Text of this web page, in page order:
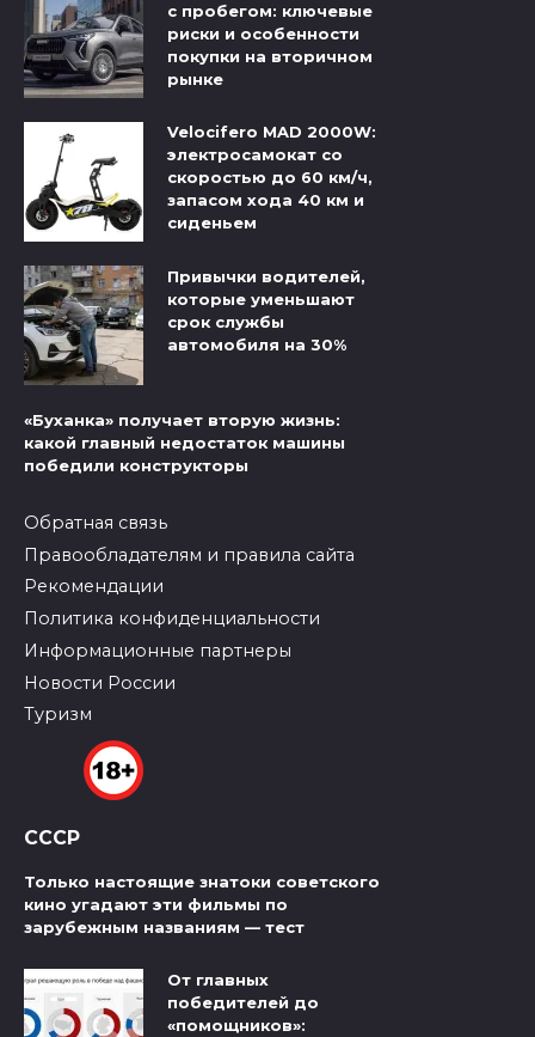
с пробегом: ключевые
риски и особенности
покупки на вторичном
рынке
Velocifero MAD 2000W:
электросамокат со
скоростью до 60 км/ч,
запасом хода 40 км и
сиденьем
Привычки водителей,
которые уменьшают
срок службы
автомобиля на 30%
«Буханка» получает вторую жизнь:
какой главный недостаток машины
победили конструкторы
Обратная связь
Правообладателям и правила сайта
Рекомендации
Политика конфиденциальности
Информационные партнеры
Новости России
Туризм
СССР
Только настоящие знатоки советского
кино угадают эти фильмы по
зарубежным названиям — тест
От главных
победителей до
«помощников»: